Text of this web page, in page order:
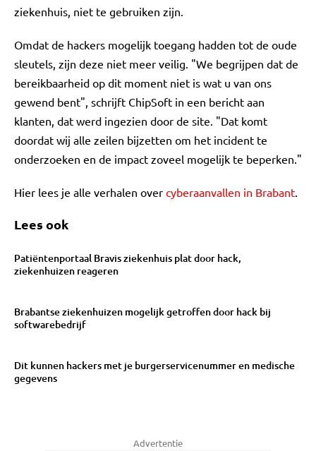
ziekenhuis, niet te gebruiken zijn.
Omdat de hackers mogelijk toegang hadden tot de oude
sleutels, zijn deze niet meer veilig. "We begrijpen dat de
bereikbaarheid op dit moment niet is wat u van ons
gewend bent", schrijft ChipSoft in een bericht aan
klanten, dat werd ingezien door de site. "Dat komt
doordat wij alle zeilen bijzetten om het incident te
onderzoeken en de impact zoveel mogelijk te beperken."
Hier lees je alle verhalen over cyberaanvallen in Brabant.
Lees ook
Patiëntenportaal Bravis ziekenhuis plat door hack,
ziekenhuizen reageren
Brabantse ziekenhuizen mogelijk getroffen door hack bij
softwarebedrijf
Dit kunnen hackers met je burgerservicenummer en medische
gegevens
Advertentie